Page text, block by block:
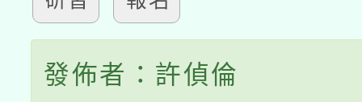
發佈者：許偵倫